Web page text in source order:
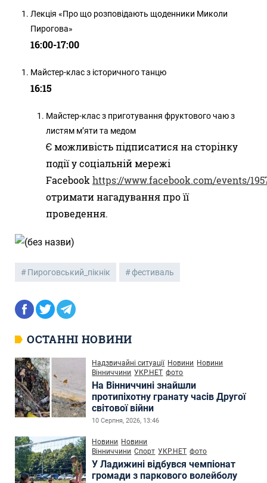
Лекція «Про що розповідають щоденники Миколи
Пирогова»
16:00-17:00
Майстер-клас з історичного танцю
16:15
Майстер-клас з приготування фруктового чаю з
листям м’яти та медом
Є можливість підписатися на сторінку
події у соціальній мережі
Facebook https://www.facebook.com/events/
отримати нагадування про її
проведення.
Пироговський_пікнік фестиваль
ОСТАННІ НОВИНИ
Надзвичайні ситуації Новини Новини
Вінниччини УКР.НЕТ фото
На Вінниччині знайшли
протипіхотну гранату часів Другої
світової війни
10 Серпня, 2026, 13:46
Новини Новини
Вінниччини Спорт УКР.НЕТ фото
У Ладижині відбувся чемпіонат
громади з паркового волейболу